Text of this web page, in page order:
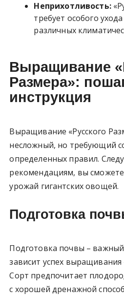
Неприхотливость:
требует особого
различных
Выращивание
Размера»:
инструкция
Выращивание «Русского
несложный, но требующий
определенных правил.
рекомендациям, вы
урожай гигантских овощей.
Подготовка
Подготовка почвы –
зависит успех выращивания
Сорт предпочитает
с хорошей дренажной